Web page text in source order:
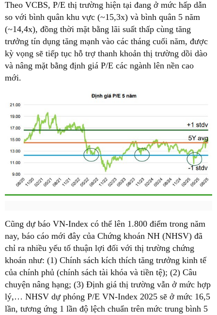
Theo VCBS, P/E thị trường hiện tại đang ở mức hấp dẫn
so với bình quân khu vực (~15,3x) và bình quân 5 năm
(~14,4x), đồng thời mặt bằng lãi suất thấp cùng tăng
trưởng tín dụng tăng mạnh vào các tháng cuối năm, được
kỳ vọng sẽ tiếp tục hỗ trợ thanh khoản thị trường dồi dào
và nâng mặt bằng định giá P/E các ngành lên nền cao
mới.
Cũng dự báo VN-Index có thể lên 1.800 điểm trong năm
nay, báo cáo mới đây của Chứng khoán NH (NHSV) đã
chỉ ra nhiều yếu tố thuận lợi đối với thị trường chứng
khoán như: (1) Chính sách kích thích tăng trưởng kinh tế
của chính phủ (chính sách tài khóa và tiền tệ); (2) Câu
chuyện nâng hạng; (3) Định giá thị trường vẫn ở mức hợp
lý,… NHSV dự phóng P/E VN-Index 2025 sẽ ở mức 16,5
lần, tương ứng 1 lần độ lệch chuẩn trên mức trung bình 5